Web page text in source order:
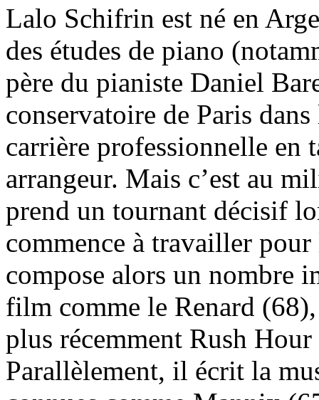
Lalo Schifrin est né en
des études de piano
père du pianiste Daniel
conservatoire de Paris
carrière professionnelle en
arrangeur. Mais c’est au
prend un tournant décisif
commence à travailler
compose alors un nombre
film comme le Renard
plus récemment Rush
Parallèlement, il écrit la